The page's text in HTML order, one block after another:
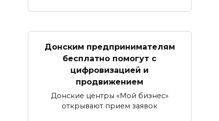
Донским предпринимателям
бесплатно помогут с
цифровизацией и
продвижением
Донские центры «Мой бизнес»
открывают прием заявок